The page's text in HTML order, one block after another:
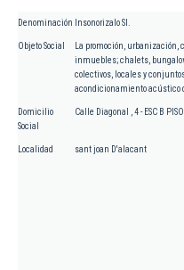
Denominación Insonorizalo Sl.
Objeto Social
La promoción, urbanización,
inmuebles; chalets,
colectivos, locales y
acondicionamiento acústico
Domicilio
Social
Calle Diagonal , 4 - ESC B
Localidad sant joan D'alacant